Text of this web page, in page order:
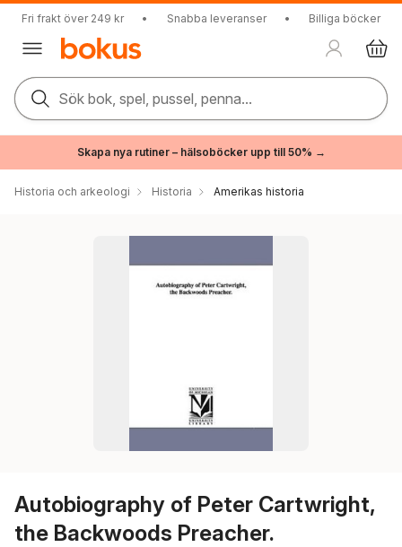
Fri frakt över 249 kr • Snabba leveranser • Billiga böcker
Sök bok, spel, pussel, penna...
Skapa nya rutiner – hälsoböcker upp till 50% →
Historia och arkeologi Historia Amerikas historia
Autobiography of Peter Cartwright,
the Backwoods Preacher.